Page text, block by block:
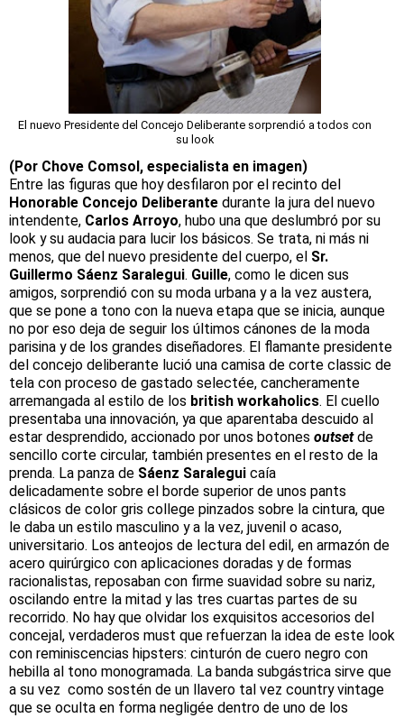
El nuevo Presidente del Concejo Deliberante sorprendió a todos con
su look
(Por Chove Comsol, especialista en imagen)
Entre las figuras que hoy desfilaron por el recinto del
Honorable Concejo Deliberante durante la jura del nuevo
intendente, Carlos Arroyo, hubo una que deslumbró por su
look y su audacia para lucir los básicos. Se trata, ni más ni
menos, que del nuevo presidente del cuerpo, el Sr.
Guillermo Sáenz Saralegui. Guille, como le dicen sus
amigos, sorprendió con su moda urbana y a la vez austera,
que se pone a tono con la nueva etapa que se inicia, aunque
no por eso deja de seguir los últimos cánones de la moda
parisina y de los grandes diseñadores. El flamante presidente
del concejo deliberante lució una camisa de corte classic de
tela con proceso de gastado selectée, cancheramente
arremangada al estilo de los british workaholics. El cuello
presentaba una innovación, ya que aparentaba descuido al
estar desprendido, accionado por unos botones outsetde
sencillo corte circular, también presentes en el resto de la
prenda. La panza de Sáenz Saralegui caía
delicadamente sobre el borde superior de unos pants
clásicos de color gris college pinzados sobre la cintura, que
le daba un estilo masculino y a la vez, juvenil o acaso,
universitario. Los anteojos de lectura del edil, en armazón de
acero quirúrgico con aplicaciones doradas y de formas
racionalistas, reposaban con firme suavidad sobre su nariz,
oscilando entre la mitad y las tres cuartas partes de su
recorrido. No hay que olvidar los exquisitos accesorios del
concejal, verdaderos must que refuerzan la idea de este look
con reminiscencias hipsters: cinturón de cuero negro con
hebilla al tono monogramada. La banda subgástrica sirve que
a su vez como sostén de un llavero tal vez country vintage
que se oculta en forma negligée dentro de uno de los